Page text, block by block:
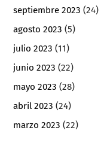
septiembre 2023 (24)
agosto 2023 (5)
julio 2023 (11)
junio 2023 (22)
mayo 2023 (28)
abril 2023 (24)
marzo 2023 (22)